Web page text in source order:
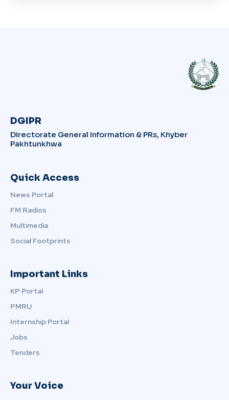
DGIPR
Directorate General Information & PRs, Khyber
Pakhtunkhwa
Quick Access
News Portal
FM Radios
Multimedia
Social Footprints
Important Links
KP Portal
PMRU
Internship Portal
Jobs
Tenders
Your Voice